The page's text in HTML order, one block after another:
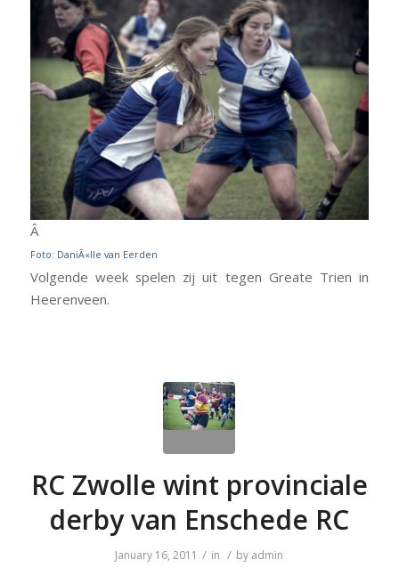
Â
Foto: DaniÃ«lle van Eerden
Volgende week spelen zij uit tegen Greate Trien in
Heerenveen.
RC Zwolle wint provinciale
derby van Enschede RC
January 16, 2011 / in / by admin